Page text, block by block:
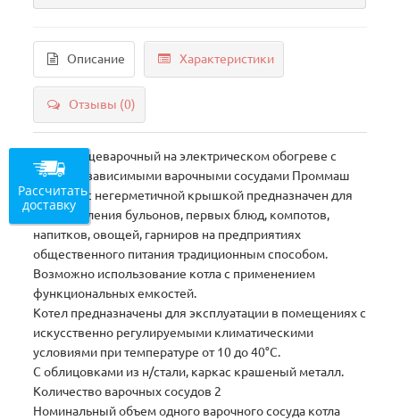
Описание Характеристики
Отзывы (0)
Котел пищеварочный на электрическом обогреве с
двумя независимыми варочными сосудами Проммаш
КЭ-200Ц с негерметичной крышкой предназначен для
приготовления бульонов, первых блюд, компотов,
напитков, овощей, гарниров на предприятиях
общественного питания традиционным способом.
Возможно использование котла с применением
функциональных емкостей.
Котел предназначены для эксплуатации в помещениях с
искусственно регулируемыми климатическими
условиями при температуре от 10 до 40°С.
С облицовками из н/стали, каркас крашеный металл.
Количество варочных сосудов 2
Номинальный объем одного варочного сосуда котла
Рассчитать
доставку